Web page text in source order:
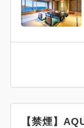
※詳しくは公式ホ
朝食は伊豆の食材
す。AQUA
W」またはタワー
【禁煙】